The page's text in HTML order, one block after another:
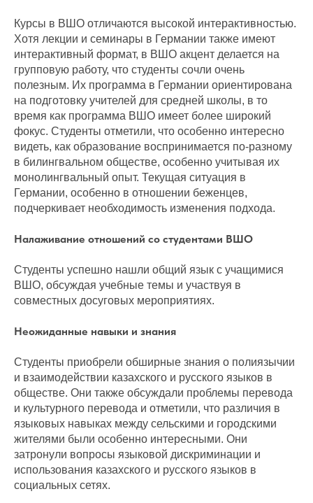
Курсы в ВШО отличаются высокой интерактивностью.
Хотя лекции и семинары в Германии также имеют
интерактивный формат, в ВШО акцент делается на
групповую работу, что студенты сочли очень
полезным. Их программа в Германии ориентирована
на подготовку учителей для средней школы, в то
время как программа ВШО имеет более широкий
фокус. Студенты отметили, что особенно интересно
видеть, как образование воспринимается по-разному
в билингвальном обществе, особенно учитывая их
монолингвальный опыт. Текущая ситуация в
Германии, особенно в отношении беженцев,
подчеркивает необходимость изменения подхода.
Налаживание отношений со студентами ВШО
Студенты успешно нашли общий язык с учащимися
ВШО, обсуждая учебные темы и участвуя в
совместных досуговых мероприятиях.
Неожиданные навыки и знания
Студенты приобрели обширные знания о полиязычии
и взаимодействии казахского и русского языков в
обществе. Они также обсуждали проблемы перевода
и культурного перевода и отметили, что различия в
языковых навыках между сельскими и городскими
жителями были особенно интересными. Они
затронули вопросы языковой дискриминации и
использования казахского и русского языков в
социальных сетях.